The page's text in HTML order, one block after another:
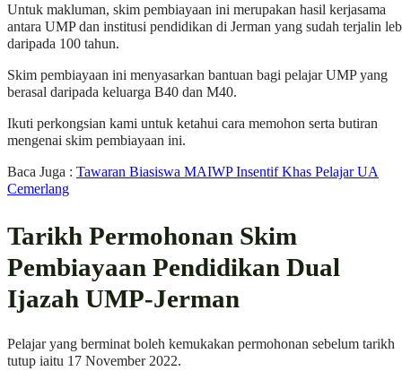
Untuk makluman, skim pembiayaan ini merupakan hasil kerjasama
antara UMP dan institusi pendidikan di Jerman yang sudah terjalin
daripada 100 tahun.
Skim pembiayaan ini menyasarkan bantuan bagi pelajar UMP yang
berasal daripada keluarga B40 dan M40.
Ikuti perkongsian kami untuk ketahui cara memohon serta butiran
mengenai skim pembiayaan ini.
Baca Juga : Tawaran Biasiswa MAIWP Insentif Khas Pelajar UA
Cemerlang
Tarikh Permohonan Skim
Pembiayaan Pendidikan Dual
Ijazah UMP-Jerman
Pelajar yang berminat boleh kemukakan permohonan sebelum tarikh
tutup iaitu 17 November 2022.